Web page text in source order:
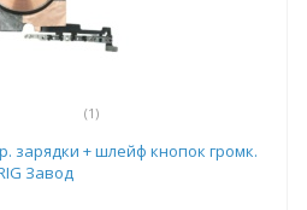
(1)
зарядки + шлейф кнопок громк.
Завод